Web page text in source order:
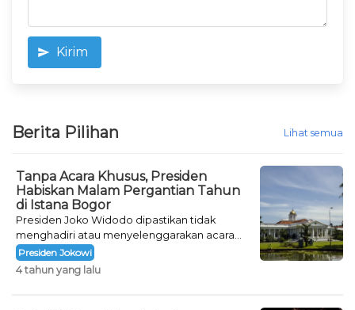
Kirim
Berita Pilihan Lihat semua
Tanpa Acara Khusus, Presiden
Habiskan Malam Pergantian Tahun
di Istana Bogor
Presiden Joko Widodo dipastikan tidak
menghadiri atau menyelenggarakan acara
khusus untuk mengisi malam pergantian
tahun.
Presiden Jokowi
4 tahun yang lalu